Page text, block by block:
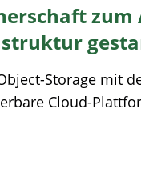
zum
Storage mit
Cloud-